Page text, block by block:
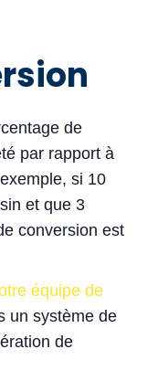
de
par rapport à
si 10
et que 3
conversion est
équipe de
un système de
de